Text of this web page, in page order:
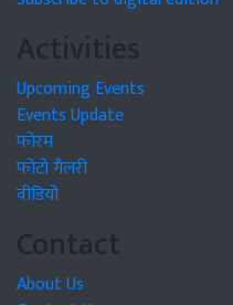
Activities
Upcoming Events
Events Update
फोरम
फोटो गैलरी
वीडियो
Contact
About Us